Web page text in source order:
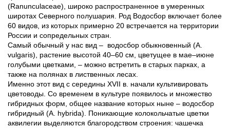
(Ranunculaceae), широко распространенное в умеренных
широтах Северного полушария. Род Водосбор включает более
60 видов, из которых примерно 20 встречается на территории
России и сопредельных стран.
Самый обычный у нас вид – водосбор обыкновенный (A.
vulgaris), растение высотой 40–60 см, цветущее в мае–июне
голубыми цветками, – можно встретить в старых парках, а
также на полянах в лиственных лесах.
Именно этот вид с середины XVII в. начали культивировать
цветоводы. Со временем в культуре появилось и множество
гибридных форм, общее название которых ныне – водосбор
гибридный (A. hybrida). Поникающие колокольчатые цветки
аквилегии выделяются благородством строения: чашечка